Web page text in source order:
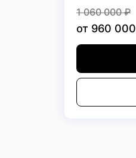
1 060 000₽
от 960 000